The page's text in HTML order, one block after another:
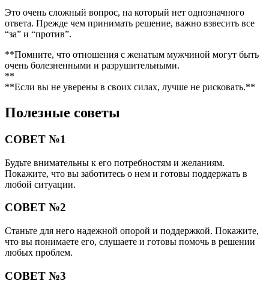
Это очень сложный вопрос, на который нет однозначного
ответа. Прежде чем принимать решение, важно взвесить все
“за” и “против”.
**Помните, что отношения с женатым мужчиной могут быть
очень болезненными и разрушительными.
**
**Если вы не уверены в своих силах, лучше не рисковать.**
Полезные советы
СОВЕТ №1
Будьте внимательны к его потребностям и желаниям.
Покажите, что вы заботитесь о нем и готовы поддержать в
любой ситуации.
СОВЕТ №2
Станьте для него надежной опорой и поддержкой. Покажите,
что вы понимаете его, слушаете и готовы помочь в решении
любых проблем.
СОВЕТ №3